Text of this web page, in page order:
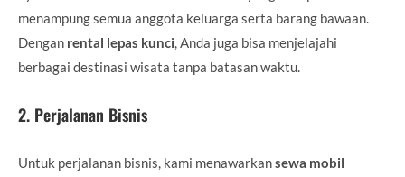
menampung semua anggota keluarga serta barang bawaan.
Dengan rental lepas kunci , Anda juga bisa menjelajahi
berbagai destinasi wisata tanpa batasan waktu.
2. Perjalanan Bisnis
Untuk perjalanan bisnis, kami menawarkansewa mobil